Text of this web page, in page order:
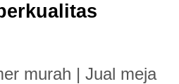
murah | Jual meja